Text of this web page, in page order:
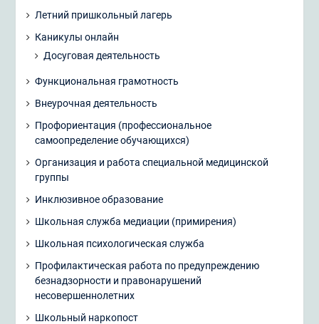
Летний пришкольный лагерь
Каникулы онлайн
Досуговая деятельность
Функциональная грамотность
Внеурочная деятельность
Профориентация (профессиональное
самоопределение обучающихся)
Организация и работа специальной медицинской
группы
Инклюзивное образование
Школьная служба медиации (примирения)
Школьная психологическая служба
Профилактическая работа по предупреждению
безнадзорности и правонарушений
несовершеннолетних
Школьный наркопост